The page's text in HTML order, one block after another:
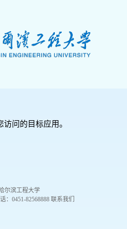
问的目标应用。
尔滨工程大学
：0451-82568888 联系我们